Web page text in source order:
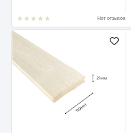
Нет отзывов